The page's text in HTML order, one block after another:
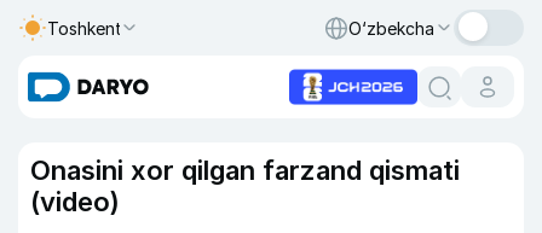
Toshkent O‘zbekcha
Onasini xor qilgan farzand qismati
(video)